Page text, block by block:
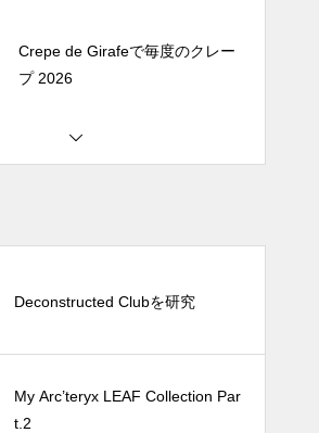
Crepe de Girafeで毎度のクレー
プ 2026
oyamaでメンテナンス 2026
プ 2026
Deconstructed Clubを研究
My Arc’teryx LEAF Collection Par
t.2